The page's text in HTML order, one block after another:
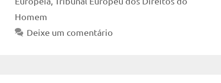
Homem
Deixe um comentário